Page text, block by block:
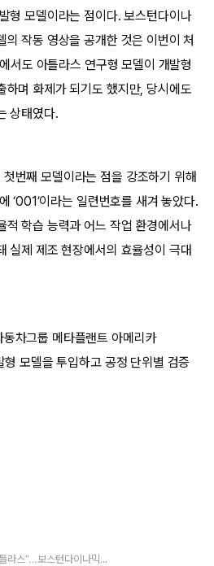
형 모델이라는 점이다. 보스턴다이나
의 작동 영상을 공개한 것은 이번이 처
서도 아틀라스 연구형 모델이 개발형
하며 화제가 되기도 했지만, 당시에도
상태였다.
번째 모델이라는 점을 강조하기 위해
‘001’이라는 일련번호를 새겨 놓았다.
적 학습 능력과 어느 작업 환경에서나
실제 제조 현장에서의 효율성이 극대
차그룹 메타플랜트 아메리카
모델을 투입하고 공정 단위별 검증
몸풀기로 기계 체조하는 로봇 “아틀라스”…보스턴다이나믹스, 신규 영상 공개